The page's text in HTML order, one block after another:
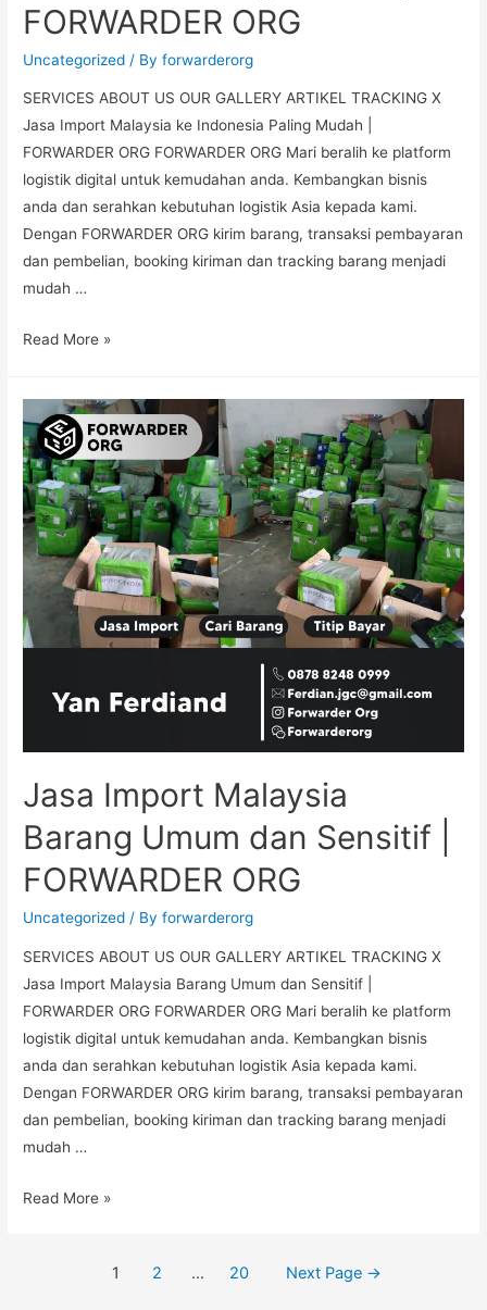
FORWARDER ORG
Uncategorized / Byforwarderorg
SERVICES ABOUT US OUR GALLERY ARTIKEL TRACKING X
Jasa Import Malaysia ke Indonesia Paling Mudah |
FORWARDER ORG FORWARDER ORG Mari beralih ke platform
logistik digital untuk kemudahan anda. Kembangkan bisnis
anda dan serahkan kebutuhan logistik Asia kepada kami.
Dengan FORWARDER ORG kirim barang, transaksi pembayaran
dan pembelian, booking kiriman dan tracking barang menjadi
mudah …
Read More »
Jasa Import Malaysia
Barang Umum dan Sensitif |
FORWARDER ORG
Uncategorized / Byforwarderorg
SERVICES ABOUT US OUR GALLERY ARTIKEL TRACKING X
Jasa Import Malaysia Barang Umum dan Sensitif |
FORWARDER ORG FORWARDER ORG Mari beralih ke platform
logistik digital untuk kemudahan anda. Kembangkan bisnis
anda dan serahkan kebutuhan logistik Asia kepada kami.
Dengan FORWARDER ORG kirim barang, transaksi pembayaran
dan pembelian, booking kiriman dan tracking barang menjadi
mudah …
Read More »
1 2 … 20 Next Page →